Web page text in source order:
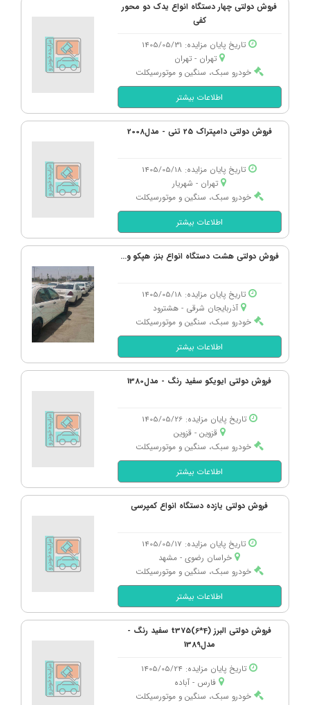
فروش دولتی چهار دستگاه انواع یدک دو محور
کفی
تاریخ پایان مزایده: 1405/05/31
تهران - تهران
خودرو سبک، سنگین و موتورسیکلت
اطلاعات بیشتر
فروش دولتی دامپتراک 25 تنی - مدل2008
تاریخ پایان مزایده: 1405/05/18
تهران - شهریار
خودرو سبک، سنگین و موتورسیکلت
اطلاعات بیشتر
فروش دولتی هشت دستگاه انواع بنز، هپکو و...
تاریخ پایان مزایده: 1405/05/18
آذربایجان شرقی - هشترود
خودرو سبک، سنگین و موتورسیکلت
اطلاعات بیشتر
فروش دولتی ایویکو سفید رنگ - مدل1380
تاریخ پایان مزایده: 1405/05/26
قزوین - قزوین
خودرو سبک، سنگین و موتورسیکلت
اطلاعات بیشتر
فروش دولتی یازده دستگاه انواع کمپرسی
تاریخ پایان مزایده: 1405/05/17
خراسان رضوی - مشهد
خودرو سبک، سنگین و موتورسیکلت
اطلاعات بیشتر
فروش دولتی البرز t375(6*4) سفید رنگ -
مدل1389
تاریخ پایان مزایده: 1405/05/24
فارس - آباده
خودرو سبک، سنگین و موتورسیکلت